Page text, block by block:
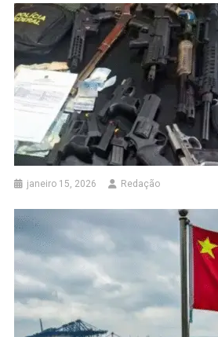
janeiro 15, 2026 Redação